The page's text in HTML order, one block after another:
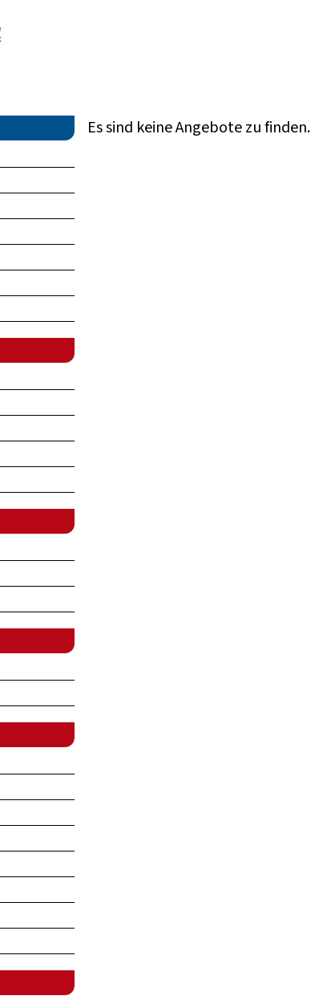
Es sind keine Angebote zu finden.